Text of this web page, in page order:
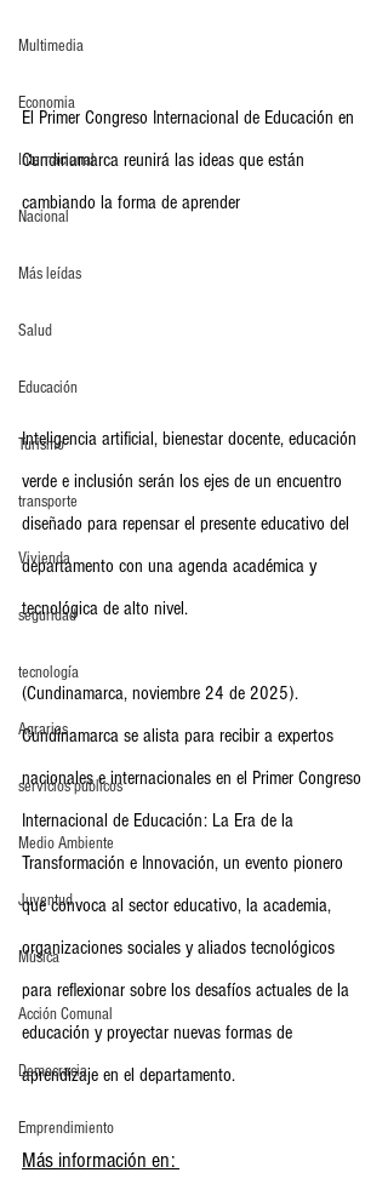
Multimedia
Economia
Internacional
Nacional
Más leídas
Salud
Educación
Turismo
transporte
Vivienda
seguridad
tecnología
Agrarias
servicios publicos
Medio Ambiente
Juventud
Música
Acción Comunal
Democracia
Emprendimiento
El Primer Congreso Internacional de Educación en
Cundinamarca reunirá las ideas que están
cambiando la forma de aprender
Inteligencia artificial, bienestar docente, educación
verde e inclusión serán los ejes de un encuentro
diseñado para repensar el presente educativo del
departamento con una agenda académica y
tecnológica de alto nivel.
(Cundinamarca, noviembre 24 de 2025).
Cundinamarca se alista para recibir a expertos
nacionales e internacionales en el Primer Congreso
Internacional de Educación: La Era de la
Transformación e Innovación, un evento pionero
que convoca al sector educativo, la academia,
organizaciones sociales y aliados tecnológicos
para reflexionar sobre los desafíos actuales de la
educación y proyectar nuevas formas de
aprendizaje en el departamento.
Más información en: